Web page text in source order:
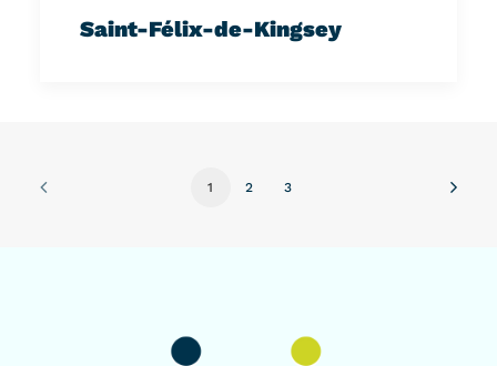
Saint-Félix-de-Kingsey
1 2 3